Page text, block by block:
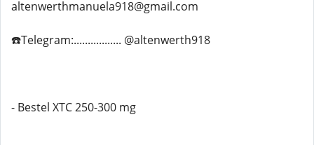
altenwerthmanuela918@gmail.com
☎️Telegram:................. @altenwerth918
- Bestel XTC 250-300 mg